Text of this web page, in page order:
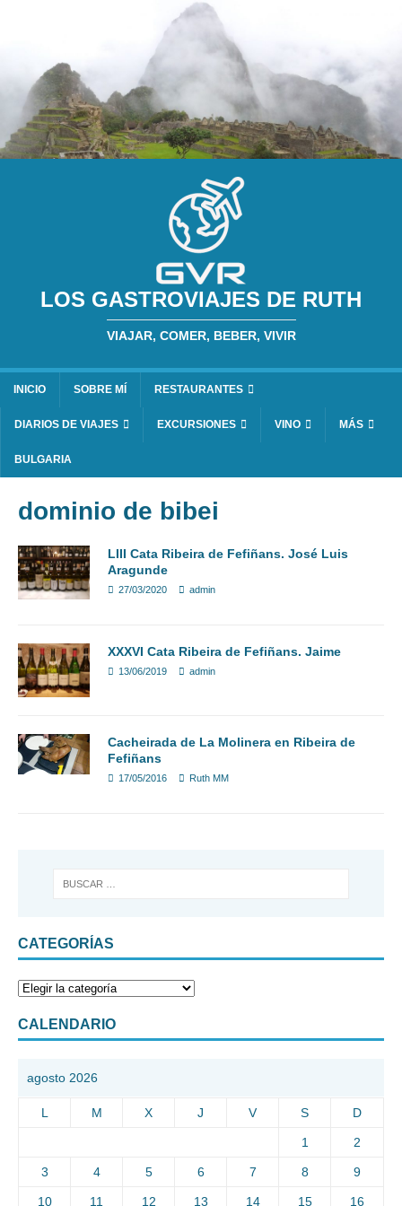
LOS GASTROVIAJES DE RUTH
VIAJAR, COMER, BEBER, VIVIR
INICIO SOBRE MÍ RESTAURANTES
DIARIOS DE VIAJES EXCURSIONES VINO MÁS
BULGARIA
dominio de bibei
LIII Cata Ribeira de Fefiñans. José Luis
Aragunde
27/03/2020 admin
XXXVI Cata Ribeira de Fefiñans. Jaime
13/06/2019 admin
Cacheirada de La Molinera en Ribeira de
Fefiñans
17/05/2016 Ruth MM
CATEGORÍAS
CALENDARIO
agosto 2026
L M X J V S D
1 2
3 4 5 6 7 8 9
10 11 12 13 14 15 16